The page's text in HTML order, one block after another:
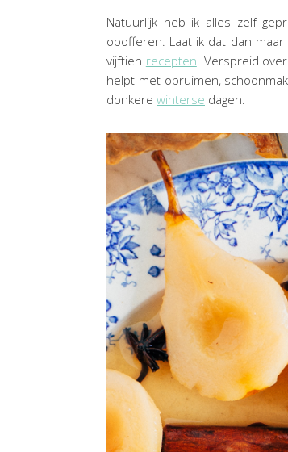
Natuurlijk heb ik alles zelf
opofferen. Laat ik dat dan
vijftien recepten. Verspreid
helpt met opruimen,
donkere winterse dagen.